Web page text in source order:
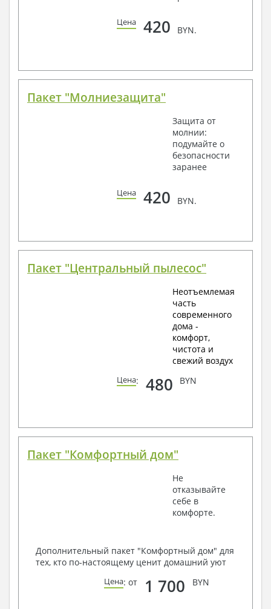
Цена 420 BYN.
Пакет "Молниезащита"
Защита от
молнии:
подумайте о
безопасности
заранее
Цена 420 BYN.
Пакет "Центральный пылесос"
Неотъемлемая
часть
современного
дома -
комфорт,
чистота и
свежий воздух
Цена: 480 BYN
Пакет "Комфортный дом"
Не
отказывайте
себе в
комфорте.
Дополнительный пакет "Комфортный дом" для
тех, кто по-настоящему ценит домашний уют
Цена: от 1 700 BYN